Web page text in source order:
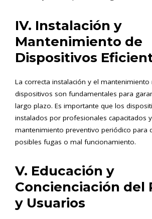
IV. Instalación y
Mantenimiento de
Dispositivos
La correcta instalación y el
dispositivos son fundamentales para
largo plazo. Es importante que los
instalados por profesionales capacitados
mantenimiento preventivo periódico para
posibles fugas o mal funcionamiento.
V. Educación y
Concienciación del
y Usuarios